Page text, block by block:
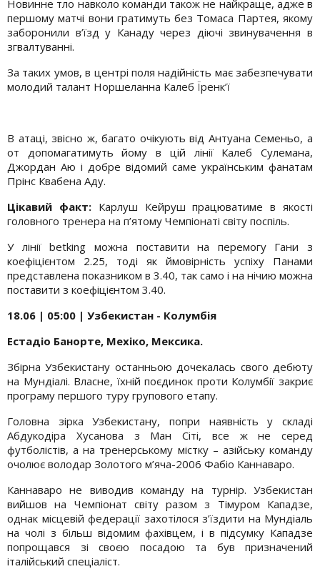
Новинне тло навколо команди також не найкраще, адже в
першому матчі вони гратимуть без Томаса Партея, якому
заборонили в’їзд у Канаду через діючі звинувачення в
згвалтуванні.
За таких умов, в центрі поля надійність має забезпечувати
молодий талант Норшеланна Калеб Їренк’ї
В атаці, звісно ж, багато очікують від Антуана Семеньо, а
от допомагатимуть йому в цій лінії Калеб Сулемана,
Джордан Аю і добре відомий саме українським фанатам
Прінс Квабена Аду.
Цікавий факт:Карлуш Кейруш працюватиме в якості
головного тренера на п’ятому Чемпіонаті світу поспіль.
У лінії betking можна поставити на перемогу Гани з
коефіцієнтом 2.25, тоді як ймовірність успіху Панами
представлена показником в 3.40, так само і на нічию можна
поставити з коефіцієнтом 3.40.
18.06 | 05:00 | Узбекистан - Колумбія
Естадіо Банорте, Мехіко, Мексика.
Збірна Узбекистану останньою дочекалась свого дебюту
на Мундіалі. Власне, їхній поєдинок проти Колумбії закриє
програму першого туру групового етапу.
Головна зірка Узбекистану, попри наявність у складі
Абдукодіра Хусанова з Ман Сіті, все ж не серед
футболістів, а на тренерському містку – азійську команду
очолює володар Золотого м’яча-2006 Фабіо Каннаваро.
Каннаваро не виводив команду на турнір. Узбекистан
вийшов на Чемпіонат світу разом з Тімуром Кападзе,
однак місцевій федерації захотілося з’їздити на Мундіаль
на чолі з більш відомим фахівцем, і в підсумку Кападзе
попрощався зі своєю посадою та був призначений
італійський спеціаліст.